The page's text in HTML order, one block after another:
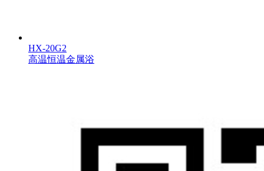
HX-20G2
高温恒温金属浴